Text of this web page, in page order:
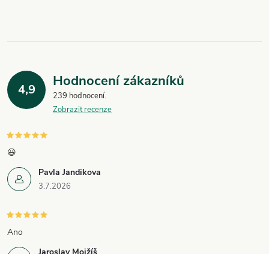
4,9 Hodnocení zákazníků
239 hodnocení
Zobrazit recenze
Pavla Jandikova
3.7.2026
😃
Ano